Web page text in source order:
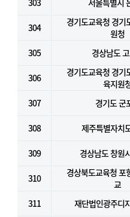
303
서울특별시
304
경기도교육청 경기
원청
305
경상남도
306
경기도교육청 경기
육지원
307
경기도 군
308 제주특별자치
309 경상남도 창원
310
경상북도교육청 포
교
311
재단법인광주디